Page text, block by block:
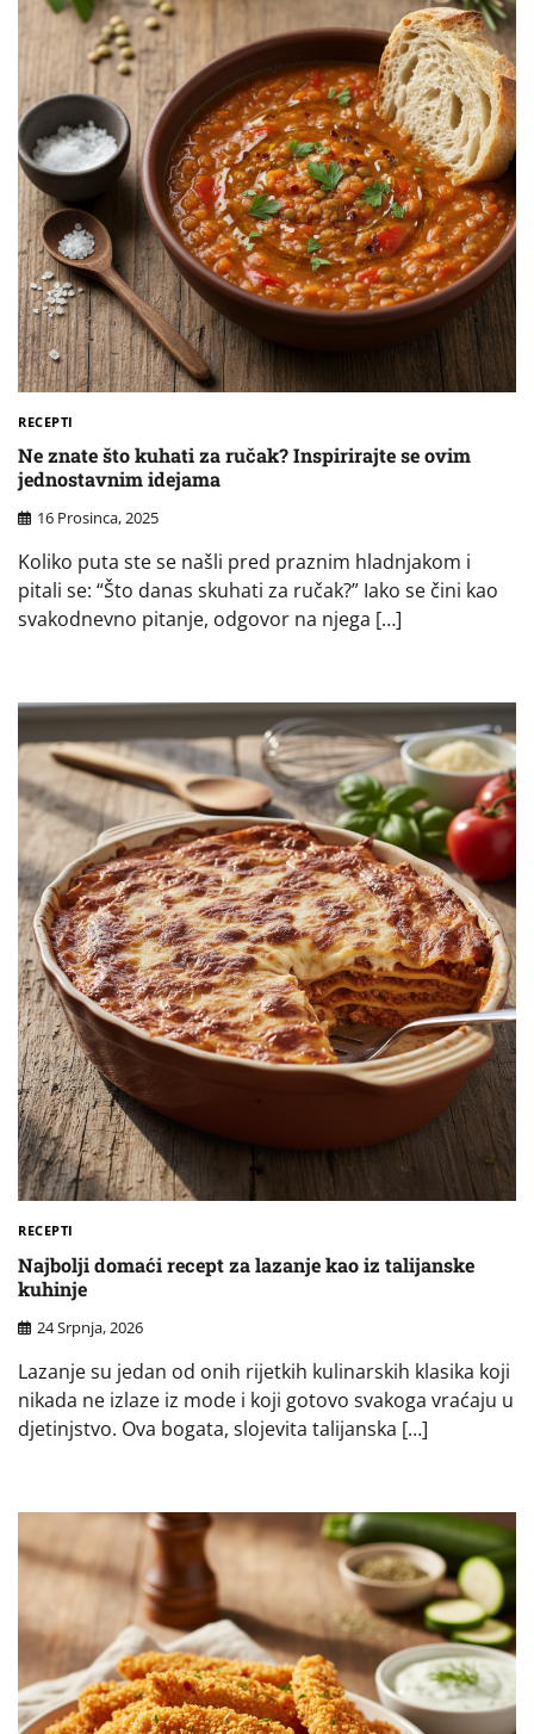
RECEPTI
Ne znate što kuhati za ručak? Inspirirajte se ovim
jednostavnim idejama
16 Prosinca, 2025
Koliko puta ste se našli pred praznim hladnjakom i
pitali se: “Što danas skuhati za ručak?” Iako se čini kao
svakodnevno pitanje, odgovor na njega […]
RECEPTI
Najbolji domaći recept za lazanje kao iz talijanske
kuhinje
24 Srpnja, 2026
Lazanje su jedan od onih rijetkih kulinarskih klasika koji
nikada ne izlaze iz mode i koji gotovo svakoga vraćaju u
djetinjstvo. Ova bogata, slojevita talijanska […]